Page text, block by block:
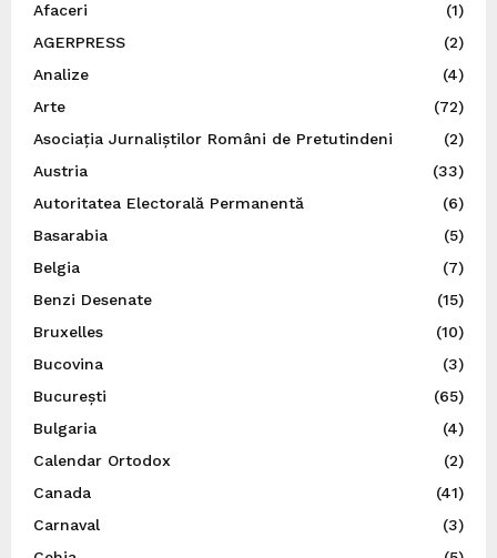
Afaceri
(1)
AGERPRESS
(2)
Analize
(4)
Arte
(72)
Asociația Jurnaliștilor Români de Pretutindeni
(2)
Austria
(33)
Autoritatea Electorală Permanentă
(6)
Basarabia
(5)
Belgia
(7)
Benzi Desenate
(15)
Bruxelles
(10)
Bucovina
(3)
București
(65)
Bulgaria
(4)
Calendar Ortodox
(2)
Canada
(41)
Carnaval
(3)